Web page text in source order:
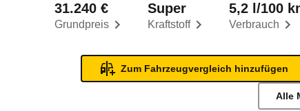
Grundpreis
31.240 €
Kraftstoff
Super
Verbrauch
5,2 l/100
Zum Fahrzeugvergleich hinzufügen
Alle